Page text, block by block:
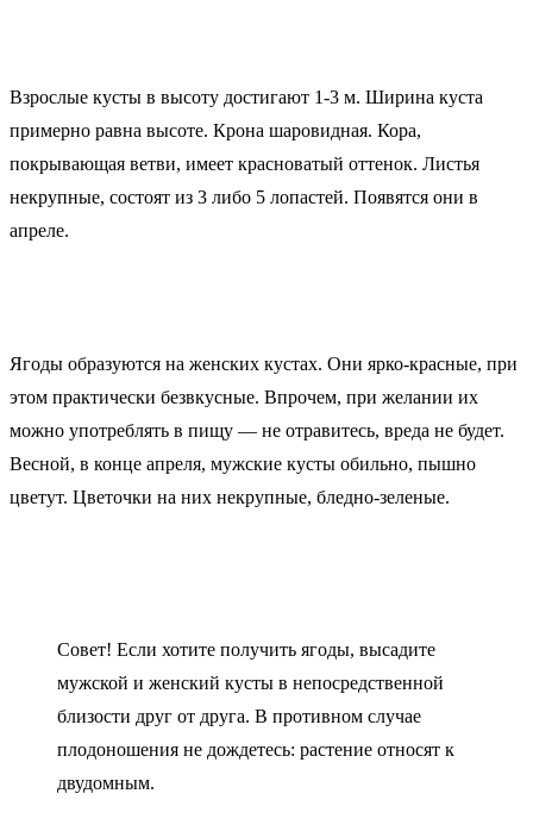
Взрослые кусты в высоту достигают 1-3 м. Ширина куста
примерно равна высоте. Крона шаровидная. Кора,
покрывающая ветви, имеет красноватый оттенок. Листья
некрупные, состоят из 3 либо 5 лопастей. Появятся они в
апреле.
Ягоды образуются на женских кустах. Они ярко-красные, при
этом практически безвкусные. Впрочем, при желании их
можно употреблять в пищу — не отравитесь, вреда не будет.
Весной, в конце апреля, мужские кусты обильно, пышно
цветут. Цветочки на них некрупные, бледно-зеленые.
Совет! Если хотите получить ягоды, высадите
мужской и женский кусты в непосредственной
близости друг от друга. В противном случае
плодоношения не дождетесь: растение относят к
двудомным.